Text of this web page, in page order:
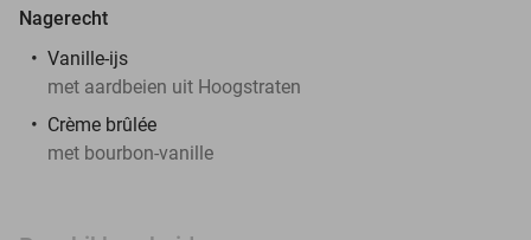
Nagerecht
Vanille-ijs
met aardbeien uit Hoogstraten
Crème brûlée
met bourbon-vanille